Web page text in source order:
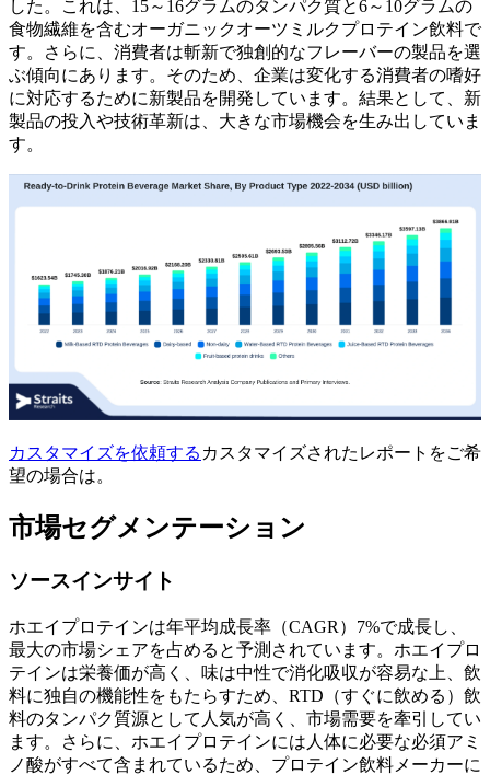
した。これは、15～16グラムのタンパク質と6～10グラムの
食物繊維を含むオーガニックオーツミルクプロテイン飲料で
す。さらに、消費者は斬新で独創的なフレーバーの製品を選
ぶ傾向にあります。そのため、企業は変化する消費者の嗜好
に対応するために新製品を開発しています。結果として、新
製品の投入や技術革新は、大きな市場機会を生み出していま
す。
カスタマイズを依頼する カスタマイズされたレポートをご希
望の場合は。
市場セグメンテーション
ソースインサイト
ホエイプロテインは年平均成長率（CAGR）7%で成長し、
最大の市場シェアを占めると予測されています。ホエイプロ
テインは栄養価が高く、味は中性で消化吸収が容易な上、飲
料に独自の機能性をもたらすため、RTD（すぐに飲める）飲
料のタンパク質源として人気が高く、市場需要を牽引してい
ます。さらに、ホエイプロテインには人体に必要な必須アミ
ノ酸がすべて含まれているため、プロテイン飲料メーカーに